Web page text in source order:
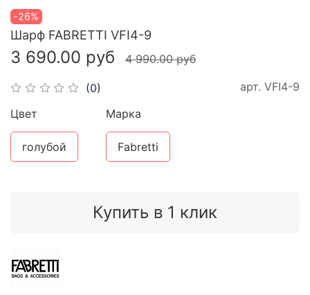
-26%
(0) арт. VFI4-9
Шарф FABRETTI VFI4-9
3 690.00 руб 4 990.00 руб
Купить в 1 клик
Цвет
голубой
Марка
Fabretti